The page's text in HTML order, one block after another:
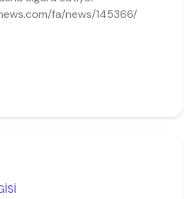
fa/news/145366/